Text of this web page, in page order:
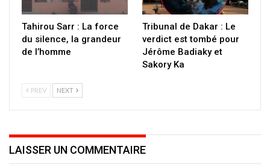
Tahirou Sarr : La force
du silence, la grandeur
de l’homme
Tribunal de Dakar : Le
verdict est tombé pour
Jérôme Badiaky et
Sakory Ka
PREV NEXT
LAISSER UN COMMENTAIRE